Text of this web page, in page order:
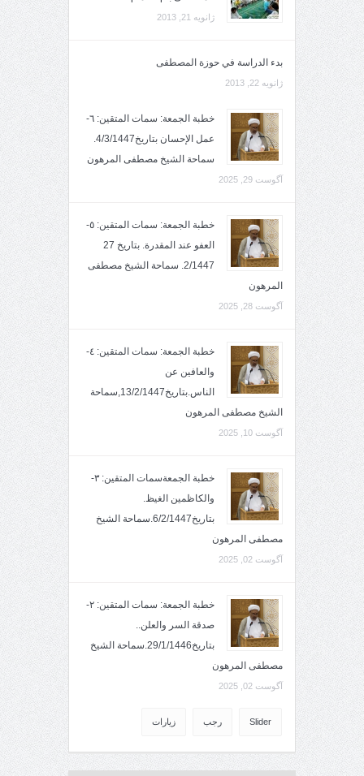
ژانویه 21, 2013
بدء الدراسة في حوزة المصطفى
ژانویه 22, 2013
خطبة الجمعة: سمات المتقين: ٦-
عمل الإحسان بتاريخ4/3/1447.
سماحة الشيخ مصطفى المرهون
آگوست 29, 2025
خطبة الجمعة: سمات المتقين: ٥-
العفو عند المقدرة. بتاريخ 27
2/1447. سماحة الشيخ مصطفى
المرهون
آگوست 28, 2025
خطبة الجمعة: سمات المتقين: ٤-
والعافين عن
الناس.بتاريخ13/2/1447,سماحة
الشيخ مصطفى المرهون
آگوست 10, 2025
خطبة الجمعةسمات المتقين: ٣-
والكاظمين الغيظ.
بتاريخ6/2/1447.سماحة الشيخ
مصطفى المرهون
آگوست 02, 2025
خطبة الجمعة: سمات المتقين: ٢-
صدقة السر والعلن..
بتاريخ29/1/1446.سماحة الشيخ
مصطفى المرهون
آگوست 02, 2025
Slider رجب زيارات